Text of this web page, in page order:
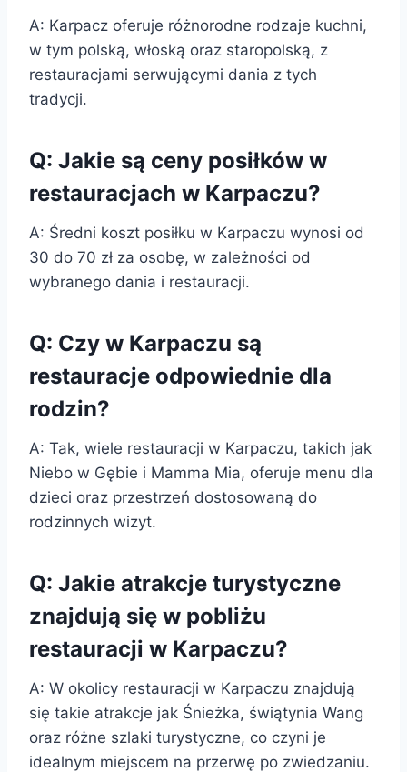
A: Karpacz oferuje różnorodne rodzaje kuchni,
w tym polską, włoską oraz staropolską, z
restauracjami serwującymi dania z tych
tradycji.
Q: Jakie są ceny posiłków w
restauracjach w Karpaczu?
A: Średni koszt posiłku w Karpaczu wynosi od
30 do 70 zł za osobę, w zależności od
wybranego dania i restauracji.
Q: Czy w Karpaczu są
restauracje odpowiednie dla
rodzin?
A: Tak, wiele restauracji w Karpaczu, takich jak
Niebo w Gębie i Mamma Mia, oferuje menu dla
dzieci oraz przestrzeń dostosowaną do
rodzinnych wizyt.
Q: Jakie atrakcje turystyczne
znajdują się w pobliżu
restauracji w Karpaczu?
A: W okolicy restauracji w Karpaczu znajdują
się takie atrakcje jak Śnieżka, świątynia Wang
oraz różne szlaki turystyczne, co czyni je
idealnym miejscem na przerwę po zwiedzaniu.